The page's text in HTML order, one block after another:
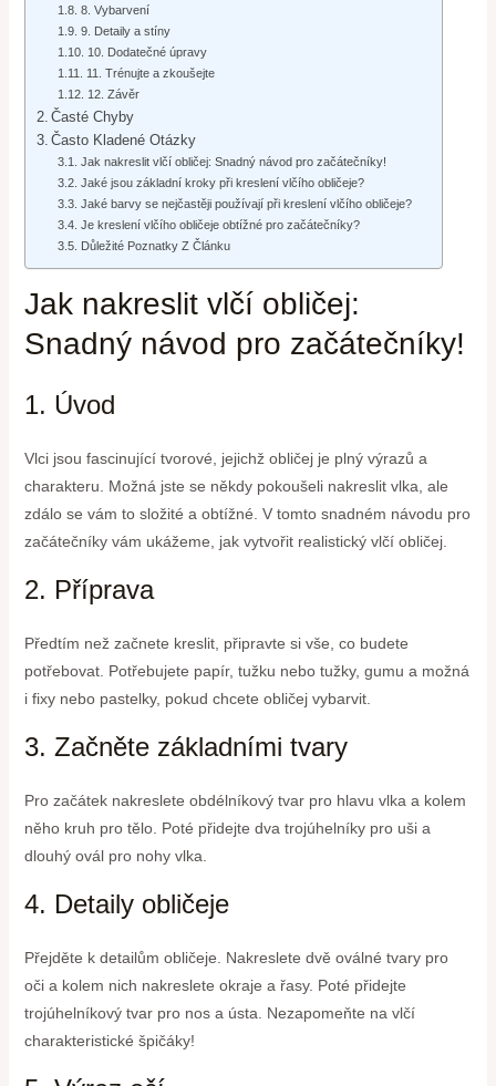
8. Vybarvení
9. Detaily a stíny
10. Dodatečné úpravy
11. Trénujte a zkoušejte
12. Závěr
Časté Chyby
Často Kladené Otázky
Jak nakreslit vlčí obličej: Snadný návod pro začátečníky!
Jaké jsou základní kroky při kreslení vlčího obličeje?
Jaké barvy se nejčastěji používají při kreslení vlčího obličeje?
Je kreslení vlčího obličeje obtížné pro začátečníky?
Důležité Poznatky Z Článku
Jak nakreslit vlčí obličej:
Snadný návod pro začátečníky!
1. Úvod
Vlci jsou fascinující tvorové, jejichž obličej je plný výrazů a
charakteru. Možná jste se někdy pokoušeli nakreslit vlka, ale
zdálo se vám to složité a obtížné. V tomto snadném návodu pro
začátečníky vám ukážeme, jak vytvořit realistický vlčí obličej.
2. Příprava
Předtím než začnete kreslit, připravte si vše, co budete
potřebovat. Potřebujete papír, tužku nebo tužky, gumu a možná
i fixy nebo pastelky, pokud chcete obličej vybarvit.
3. Začněte základními tvary
Pro začátek nakreslete obdélníkový tvar pro hlavu vlka a kolem
něho kruh pro tělo. Poté přidejte dva trojúhelníky pro uši a
dlouhý ovál pro nohy vlka.
4. Detaily obličeje
Přejděte k detailům obličeje. Nakreslete dvě oválné tvary pro
oči a kolem nich nakreslete okraje a řasy. Poté přidejte
trojúhelníkový tvar pro nos a ústa. Nezapomeňte na vlčí
charakteristické špičáky!